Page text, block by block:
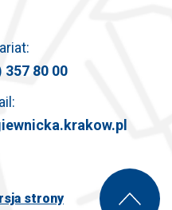
357 80 00
strony